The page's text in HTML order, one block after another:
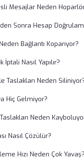
Mesajlar Neden
Sonra Hesap
Bağlantı Koparıyor?
Nasıl Yapılır?
Taslakları Neden
Hiç Gelmiyor?
Neden
Nasıl Çözülür?
Hızı Neden Çok